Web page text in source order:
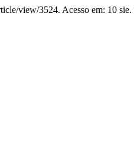
view/3524. Acesso em: 10 sie.